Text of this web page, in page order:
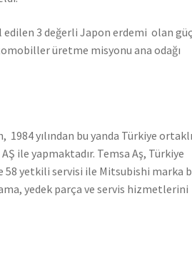
3 değerli Japon erdemi olan
üretme misyonu ana odağı
yılından bu yanda Türkiye
ile yapmaktadır. Temsa Aş, Türkiye
58 yetkili servisi ile Mitsubishi marka
yedek parça ve servis hizmetlerini